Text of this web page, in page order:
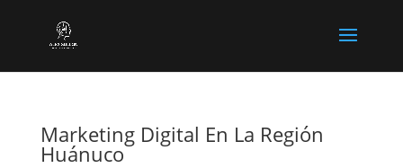
Marketing Digital En La Región
Huánuco